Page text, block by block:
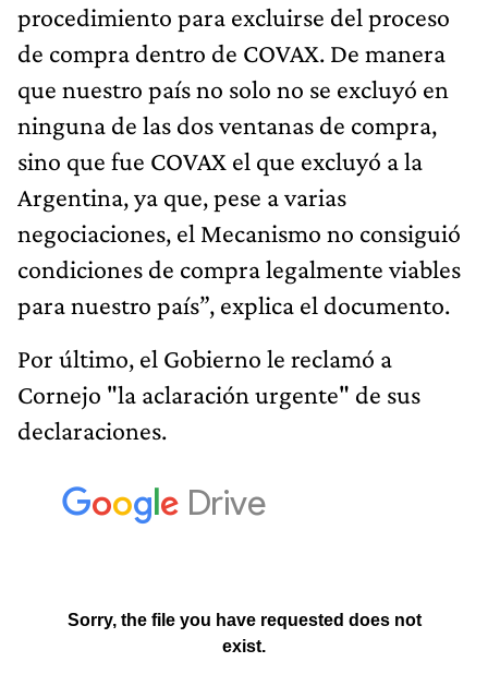
procedimiento para excluirse del proceso
de compra dentro de COVAX. De manera
que nuestro país no solo no se excluyó en
ninguna de las dos ventanas de compra,
sino que fue COVAX el que excluyó a la
Argentina, ya que, pese a varias
negociaciones, el Mecanismo no consiguió
condiciones de compra legalmente viables
para nuestro país”, explica el documento.
Por último, el Gobierno le reclamó a
Cornejo "la aclaración urgente" de sus
declaraciones.